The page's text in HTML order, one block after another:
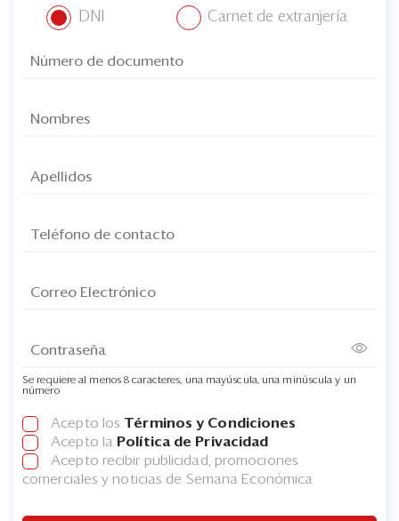
DNI Carnet de extranjería
Se requiere al menos 8 caracteres, una mayúscula, una minúscula y un
número
Acepto los Términos y Condiciones
Acepto la Política de Privacidad
Acepto recibir publicidad, promociones
comerciales y noticias de Semana Económica